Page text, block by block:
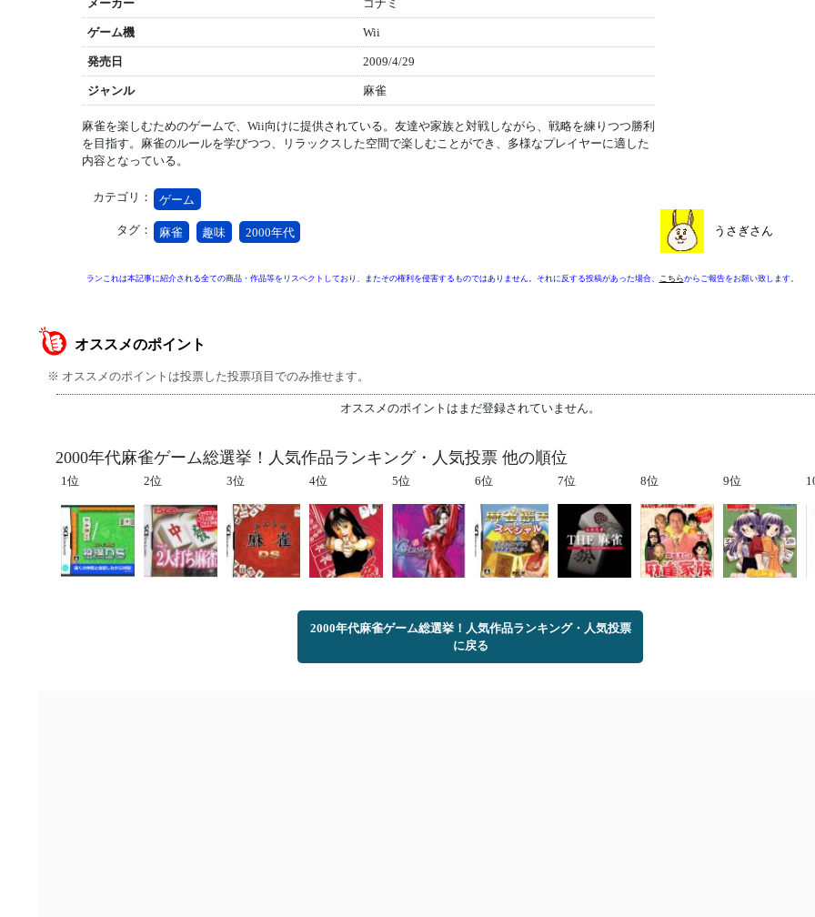
メーカー コナミ
ゲーム機 Wii
発売日 2009/4/29
ジャンル 麻雀
麻雀を楽しむためのゲームで、Wii向けに提供されている。友達や家族と対戦しながら、戦略を練りつつ勝利
を目指す。麻雀のルールを学びつつ、リラックスした空間で楽しむことができ、多様なプレイヤーに適した
内容となっている。
カテゴリ： ゲーム
タグ： 麻雀 趣味 2000年代 うさぎさん
ランこれは本記事に紹介される全ての商品・作品等をリスペクトしており、またその権利を侵害するものではありません。それに反する投稿があった場合、 こちらからご報告をお願い致します。
オススメのポイント
※ オススメのポイントは投票した投票項目でのみ推せます。
オススメのポイントはまだ登録されていません。
2000年代麻雀ゲーム総選挙！人気作品ランキング・人気投票 他の順位
1位 2位 3位 4位 5位 6位 7位 8位 9位
2000年代麻雀ゲーム総選挙！人気作品ランキング・人気投票
に戻る